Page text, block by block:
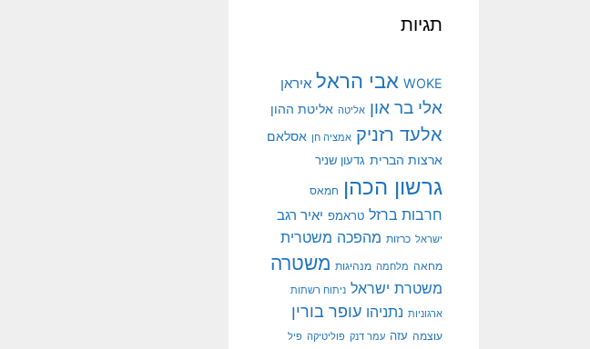
תגיות
WOKE אבי הראל איראן
אלי בר און אליטה אליטת ההון
אלעד רזניק אמציה חן אסלאם
ארצות הברית גדעון שניר
גרשון הכהן חמאס
חרבות ברזל טראמפ יאיר רגב
ישראל כרזות מהפכה משטרית
מחאה מלחמה מנהיגות משטרה
משטרת ישראל ניתוח רשתות
ארגוניות נתניהו עופר בורין
עוצמה עזה עמר דנק פוליטיקה פיל